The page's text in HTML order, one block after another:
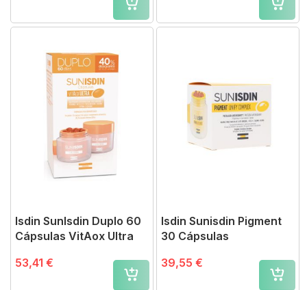
Isdin SunIsdin Duplo 60
Cápsulas VitAox Ultra
53,41 €
Isdin Sunisdin Pigment
30 Cápsulas
39,55 €